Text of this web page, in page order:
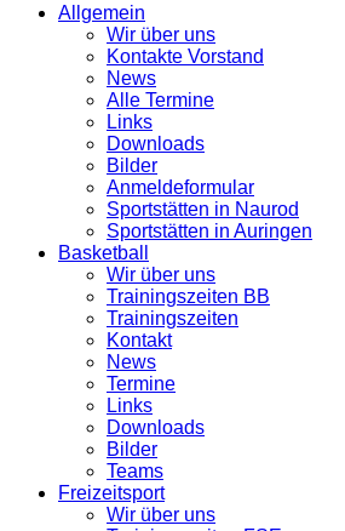
Allgemein
Wir über uns
Kontakte Vorstand
News
Alle Termine
Links
Downloads
Bilder
Anmeldeformular
Sportstätten in Naurod
Sportstätten in Auringen
Basketball
Wir über uns
Trainingszeiten BB
Trainingszeiten
Kontakt
News
Termine
Links
Downloads
Bilder
Teams
Freizeitsport
Wir über uns